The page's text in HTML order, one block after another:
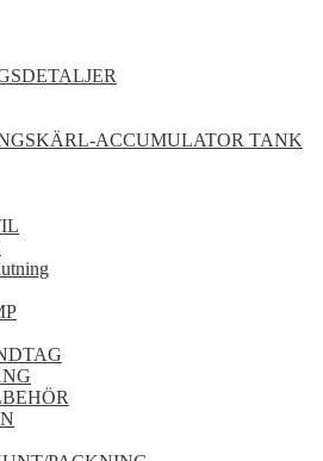
ACCUMULATOR TANK